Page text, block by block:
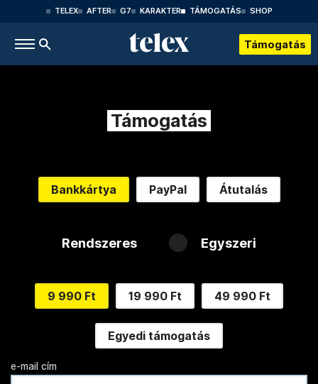
TELEX AFTER G7 KARAKTER TÁMOGATÁS SHOP
Támogatás
Támogatás
Bankkártya PayPal Átutalás
Rendszeres Egyszeri
9 990 Ft 19 990 Ft 49 990 Ft
Egyedi támogatás
e-mail cím